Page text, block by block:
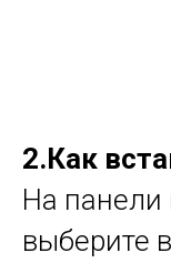
2.Как
На панели
выберите